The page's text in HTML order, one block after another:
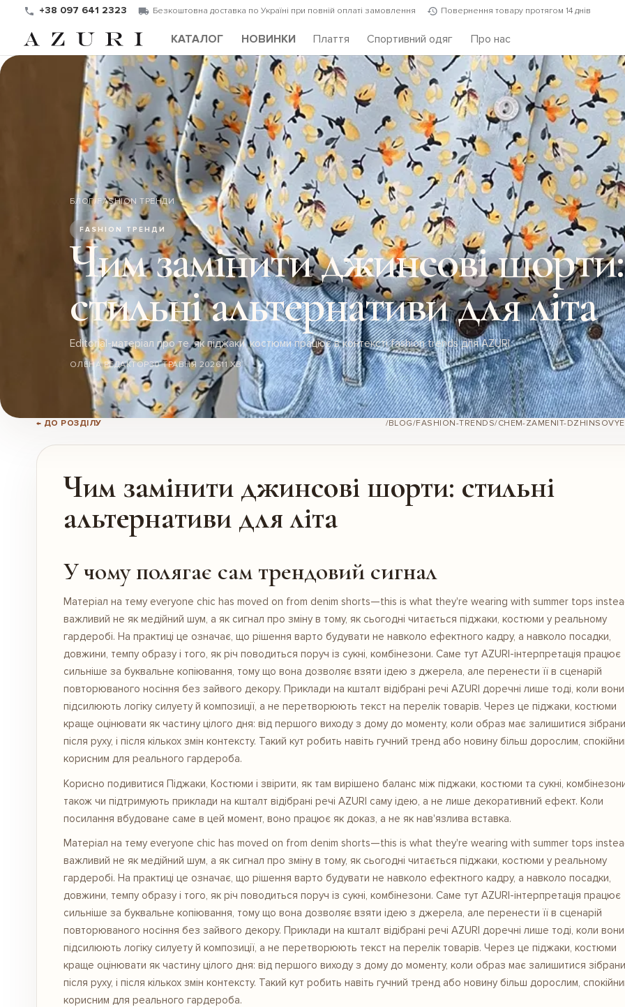
+38 097 641 2323 Безкоштовна доставка по Україні при повній оплаті замовлення Повернення товару протягом 14 днів
КАТАЛОГ НОВИНКИ Плаття Спортивний одяг Про нас
БЛОГ/FASHION ТРЕНДИ
FASHION ТРЕНДИ
Чим замінити джинсові шорти:
стильні альтернативи для літа
Editorial-матеріал про те, як піджаки, костюми працює в контексті fashion trends для AZURI.
ОЛЕНА РЕДАКТОР30 ТРАВНЯ 202611 ХВ
← ДО РОЗДІЛУ
Чим замінити джинсові шорти: стильні
альтернативи для літа
У чому полягає сам трендовий сигнал
Матеріал на тему everyone chic has moved on from denim shorts—this is what they're wearing with summer tops
важливий не як медійний шум, а як сигнал про зміну в тому, як сьогодні читається піджаки, костюми у реальному
гардеробі. На практиці це означає, що рішення варто будувати не навколо ефектного кадру, а навколо посадки,
довжини, темпу образу і того, як річ поводиться поруч із сукні, комбінезони. Саме тут AZURI-інтерпретація працює
сильніше за буквальне копіювання, тому що вона дозволяє взяти ідею з джерела, але перенести її в сценарій
повторюваного носіння без зайвого декору. Приклади на кшталт відібрані речі AZURI доречні лише тоді, коли вони
підсилюють логіку силуету й композиції, а не перетворюють текст на перелік товарів. Через це піджаки, костюми
краще оцінювати як частину цілого дня: від першого виходу з дому до моменту, коли образ має залишитися
після руху, і після кількох змін контексту. Такий кут робить навіть гучний тренд або новину більш дорослим,
корисним для реального гардероба.
Корисно подивитися Піджаки, Костюми і звірити, як там вирішено баланс між піджаки, костюми та сукні,
також чи підтримують приклади на кшталт відібрані речі AZURI саму ідею, а не лише декоративний ефект. Коли
посилання вбудоване саме в цей момент, воно працює як доказ, а не як нав'язлива вставка.
Матеріал на тему everyone chic has moved on from denim shorts—this is what they're wearing with summer tops
важливий не як медійний шум, а як сигнал про зміну в тому, як сьогодні читається піджаки, костюми у реальному
гардеробі. На практиці це означає, що рішення варто будувати не навколо ефектного кадру, а навколо посадки,
довжини, темпу образу і того, як річ поводиться поруч із сукні, комбінезони. Саме тут AZURI-інтерпретація працює
сильніше за буквальне копіювання, тому що вона дозволяє взяти ідею з джерела, але перенести її в сценарій
повторюваного носіння без зайвого декору. Приклади на кшталт відібрані речі AZURI доречні лише тоді, коли вони
підсилюють логіку силуету й композиції, а не перетворюють текст на перелік товарів. Через це піджаки, костюми
краще оцінювати як частину цілого дня: від першого виходу з дому до моменту, коли образ має залишитися
після руху, і після кількох змін контексту. Такий кут робить навіть гучний тренд або новину більш дорослим,
корисним для реального гардероба.